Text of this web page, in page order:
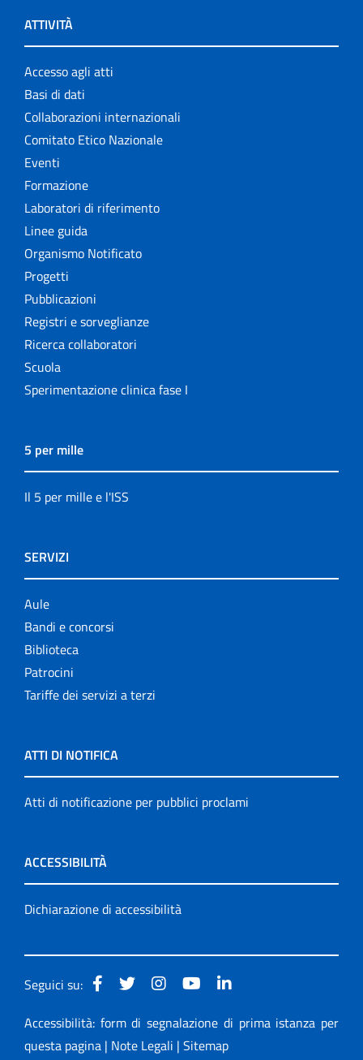
ATTIVITÀ
Accesso agli atti
Basi di dati
Collaborazioni internazionali
Comitato Etico Nazionale
Eventi
Formazione
Laboratori di riferimento
Linee guida
Organismo Notificato
Progetti
Pubblicazioni
Registri e sorveglianze
Ricerca collaboratori
Scuola
Sperimentazione clinica fase I
5 per mille
Il 5 per mille e l'ISS
SERVIZI
Aule
Bandi e concorsi
Biblioteca
Patrocini
Tariffe dei servizi a terzi
ATTI DI NOTIFICA
Atti di notificazione per pubblici proclami
ACCESSIBILITÀ
Dichiarazione di accessibilità
Seguici su:
Accessibilità: form di segnalazione di prima istanza per
questa pagina | Note Legali | Sitemap